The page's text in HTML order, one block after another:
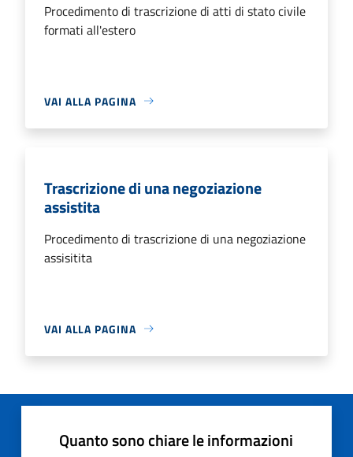
Procedimento di trascrizione di atti di stato civile
formati all'estero
VAI ALLA PAGINA
Trascrizione di una negoziazione
assistita
Procedimento di trascrizione di una negoziazione
assisitita
VAI ALLA PAGINA
Quanto sono chiare le informazioni